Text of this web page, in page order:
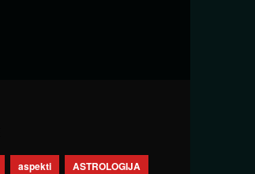
aspekti
ASTROLOGIJA